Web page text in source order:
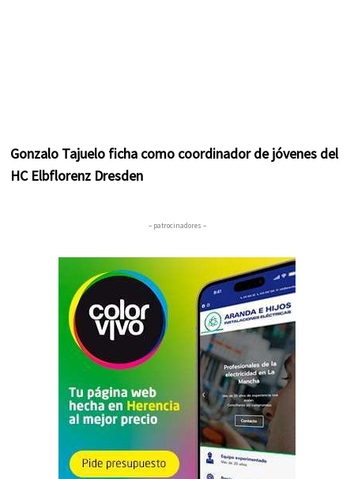
Gonzalo Tajuelo ficha como coordinador de jóvenes del
HC Elbflorenz Dresden
– patrocinadores –